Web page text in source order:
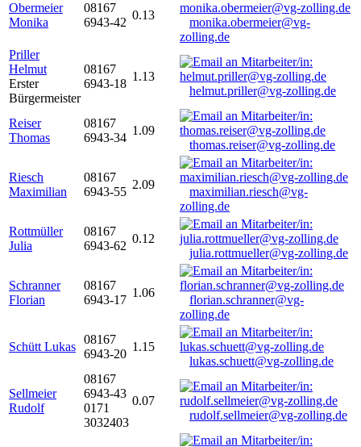
Obermeier
Monika
08167
6943-42
0.13
monika.obermeier@vg-
zolling.de
Priller
Helmut
Erster
Bürgermeister
08167
6943-18
1.13
helmut.priller@vg-zolling.de
Reiser
Thomas
08167
6943-34
1.09
thomas.reiser@vg-zolling.de
Riesch
Maximilian
08167
6943-55
2.09
maximilian.riesch@vg-
zolling.de
Rottmüller
Julia
08167
6943-62
0.12
julia.rottmueller@vg-zolling.de
Schranner
Florian
08167
6943-17
1.06
florian.schranner@vg-
zolling.de
Schütt Lukas
08167
6943-20
1.15
lukas.schuett@vg-zolling.de
Sellmeier
Rudolf
08167
6943-43
0171
3032403
0.07
rudolf.sellmeier@vg-zolling.de